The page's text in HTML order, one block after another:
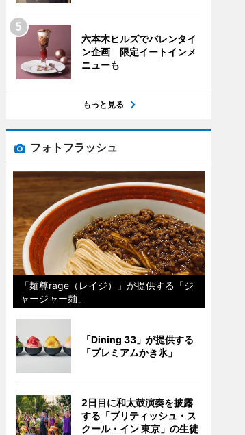
六本木ヒルズでバレンタイ
ン企画 限定イートインメ
ニューも
もっと見る
フォトフラッシュ
「麺尊rage（レイジ）」が提供する「ジ
ャージャー麺」
「Dining 33」が提供する
「プレミアムかき氷」
2日目に和太鼓演奏を披露
する「ブリティッシュ・ス
クール・イン 東京」の生徒